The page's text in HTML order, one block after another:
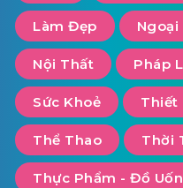
Làm Đẹp Ngoại
Nội Thất Pháp
Sức Khoẻ Thiết
Thể Thao Thời
Thực Phẩm - Đồ